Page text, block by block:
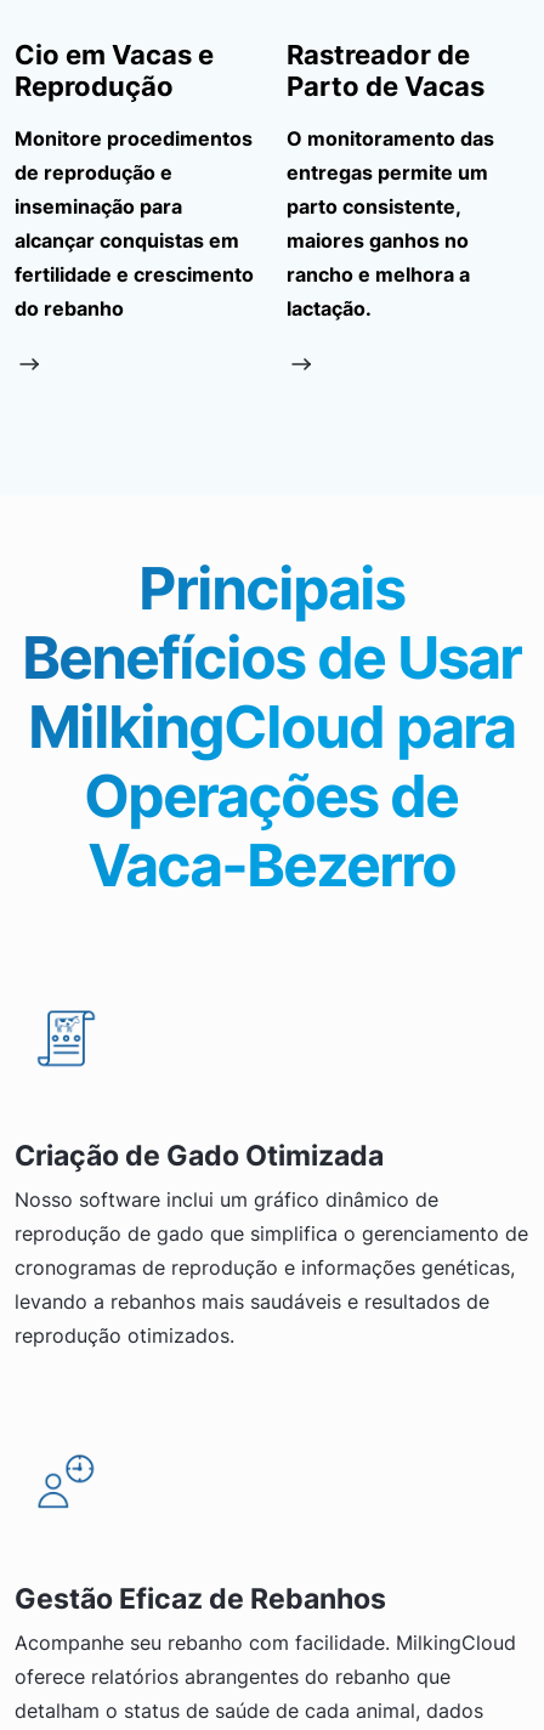
Cio em Vacas e
Reprodução
Monitore procedimentos
de reprodução e
inseminação para
alcançar conquistas em
fertilidade e crescimento
do rebanho
Rastreador de
Parto de Vacas
O monitoramento das
entregas permite um
parto consistente,
maiores ganhos no
rancho e melhora a
lactação.
Principais
Benefícios de Usar
MilkingCloud para
Operações de
Vaca-Bezerro
Criação de Gado Otimizada
Nosso software inclui um gráfico dinâmico de
reprodução de gado que simplifica o gerenciamento de
cronogramas de reprodução e informações genéticas,
levando a rebanhos mais saudáveis e resultados de
reprodução otimizados.
Gestão Eficaz de Rebanhos
Acompanhe seu rebanho com facilidade. MilkingCloud
oferece relatórios abrangentes do rebanho que
detalham o status de saúde de cada animal, dados